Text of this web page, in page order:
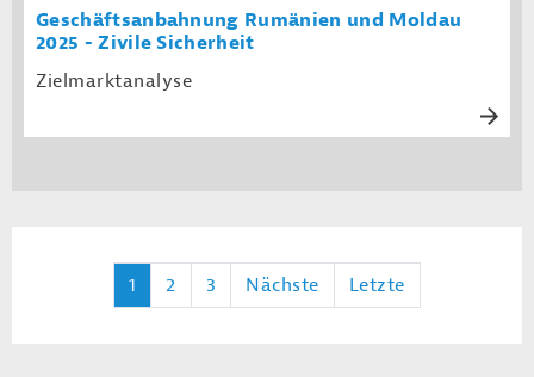
Geschäftsanbahnung Rumänien und Moldau
2025 - Zivile Sicherheit
Zielmarktanalyse
1 2 3 Nächste Letzte